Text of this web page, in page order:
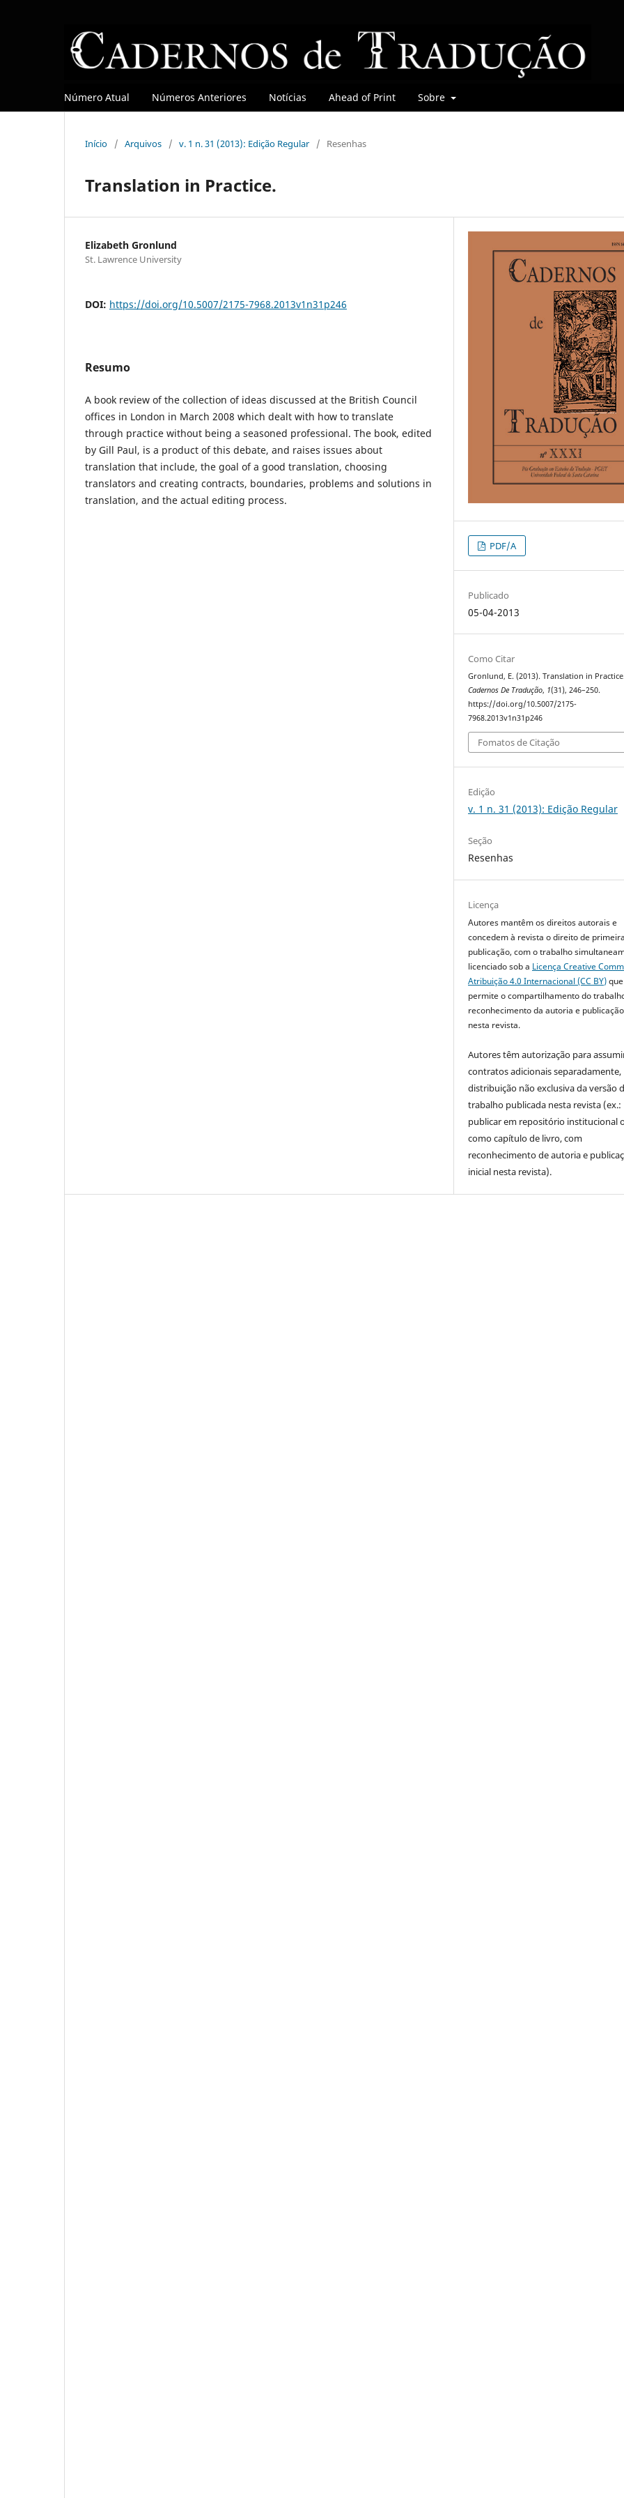
Número Atual Números Anteriores Notícias Ahead of Print Sobre
Início / Arquivos / v. 1 n. 31 (2013): Edição Regular / Resenhas
Translation in Practice.
Elizabeth Gronlund
St. Lawrence University
DOI: https://doi.org/10.5007/2175-7968.2013v1n31p246
Resumo
A book review of the collection of ideas discussed at the British Council
offices in London in March 2008 which dealt with how to translate
through practice without being a seasoned professional. The book, edited
by Gill Paul, is a product of this debate, and raises issues about
translation that include, the goal of a good translation, choosing
translators and creating contracts, boundaries, problems and solutions in
translation, and the actual editing process.
PDF/A
Publicado
05-04-2013
Como Citar
Gronlund, E. (2013). Translation in
Cadernos De Tradução, 1(31), 246–250.
https://doi.org/10.5007/2175-
7968.2013v1n31p246
Fomatos de Citação
Edição
v. 1 n. 31 (2013): Edição Regular
Seção
Resenhas
Licença
Autores mantêm os direitos autorais e
concedem à revista o direito de
publicação, com o trabalho
licenciado sob a Licença Creative
Atribuição 4.0 Internacional (CC BY)que
permite o compartilhamento do
reconhecimento da autoria e
nesta revista.
Autores têm autorização para
contratos adicionais separadamente,
distribuição não exclusiva da versão
trabalho publicada nesta revista (ex.:
publicar em repositório institucional
como capítulo de livro, com
reconhecimento de autoria e
inicial nesta revista).